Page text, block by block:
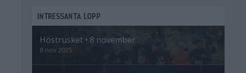
INTRESSANTA LOPP
Höstrusket • 8 november
8 nov 2025